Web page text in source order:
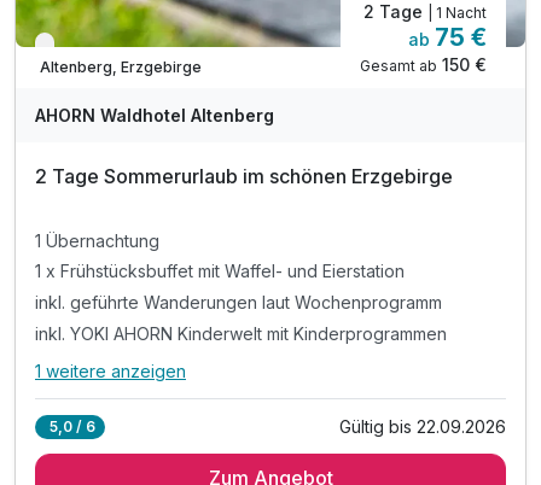
Nur noch bis September
Altenberg, Erzgebirge
2 Tage | 1 Nacht
ab 75 €
Gesamt ab 150 €
AHORN Waldhotel Altenberg
2 Tage Sommerurlaub im schönen Erzgebirge
1 Übernachtung
1 x Frühstücksbuffet mit Waffel- und Eierstation
inkl. geführte Wanderungen laut Wochenprogramm
inkl. YOKI AHORN Kinderwelt mit Kinderprogrammen
Alle Inklusivleistungen
1 x Frühstücksbuffet mit Waffel- und Eierstation
1 weitere anzeigen
5,0 / 6 Gültig bis 22.09.2026
Zum Angebot